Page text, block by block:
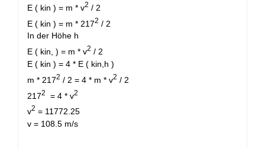
E ( kin ) = m * v2 / 2
E ( kin ) = m * 2172 / 2
In der Höhe h
E ( kin, ) = m * v2 / 2
E ( kin ) = 4 * E ( kin,h )
m * 2172 / 2 = 4 * m * v2 / 2
2172 = 4 * v2
v2 = 11772.25
v = 108.5 m/s